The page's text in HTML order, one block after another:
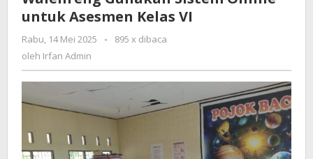
Walenreng
Sistem
untuk
Kelas
VI
untuk Asesmen Kelas VI
Rabu, 14 Mei 2025
oleh
-
895 x dibaca
oleh Irfan Admin